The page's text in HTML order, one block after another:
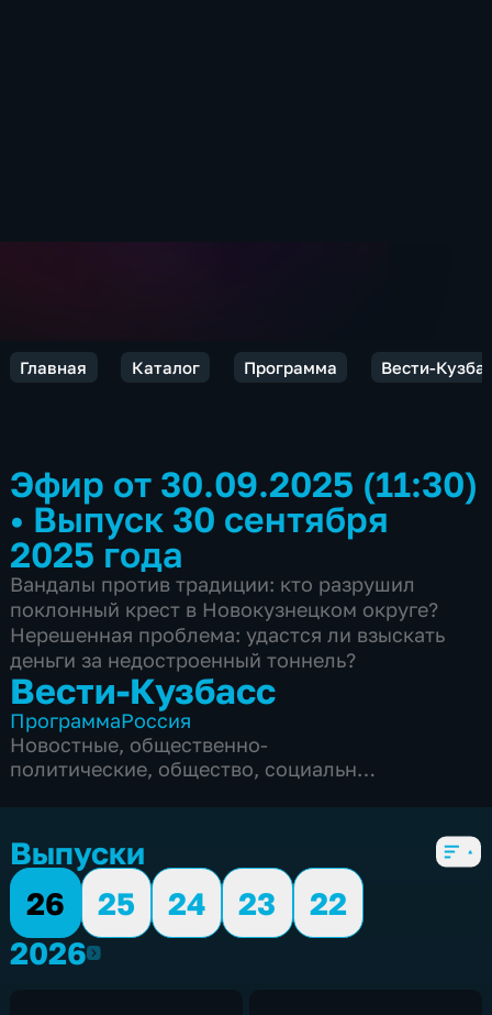
Главная Каталог Программа Вести-
Эфир от 30.09.2025 (11:30)
• Выпуск 30 сентября
2025 года
Вандалы против традиции: кто разрушил
поклонный крест в Новокузнецком округе?
Нерешенная проблема: удастся ли взыскать
деньги за недостроенный тоннель?
Вести-Кузбасс
ПрограммаРоссия
Новостные, общественно-
политические, общество, социально-
Выпуски
26
25 24 23
22
20262026